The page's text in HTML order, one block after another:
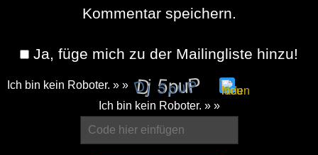
Kommentar speichern.
Ja, füge mich zu der Mailingliste hinzu!
Ich bin kein Roboter. » »
Ich bin kein Roboter. » »